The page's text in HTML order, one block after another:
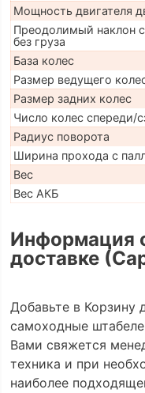
Мощность двигателя
Преодолимый наклон
без груза
База колес
Размер ведущего
Размер задних колес
Число колес спереди/
Радиус поворота
Ширина прохода с
Вес
Вес АКБ
Информация
доставке
Добавьте в Корзину
самоходные
Вами свяжется
техника и при
наиболее